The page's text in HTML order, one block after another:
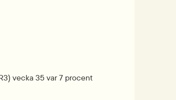
vecka 35 var 7 procent